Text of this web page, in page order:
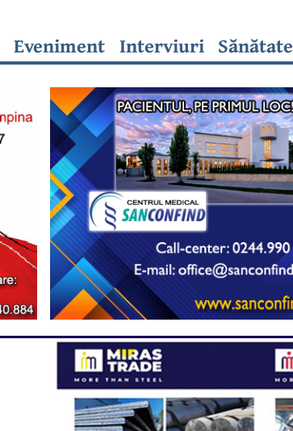
Eveniment Interviuri Sănătate